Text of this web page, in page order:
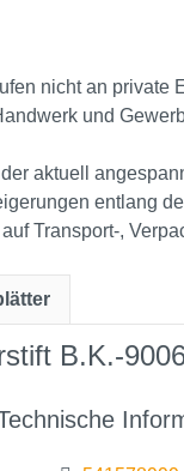
nicht an private
und
aktuell
entlang
Transport‑,
B.K.-